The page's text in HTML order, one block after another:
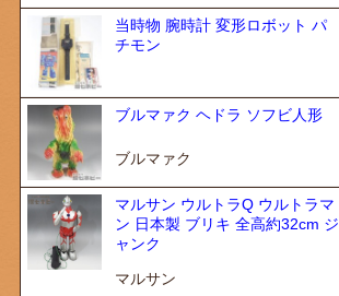
当時物 腕時計 変形ロボット パ
チモン
ブルマァク ヘドラ ソフビ人形
ブルマァク
マルサン ウルトラQ ウルトラマ
ン 日本製 ブリキ 全高約32cm ジ
ャンク
マルサン